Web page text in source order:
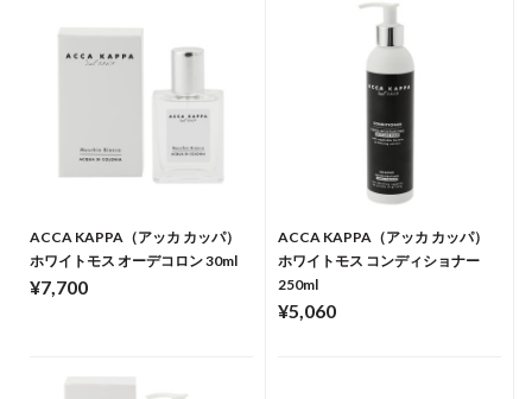
ACCA KAPPA（アッカ カッパ）
ホワイトモス オーデコロン 30ml
¥7,700
ACCA KAPPA（アッカ カッパ）
ホワイトモス コンディショナー
250ml
¥5,060